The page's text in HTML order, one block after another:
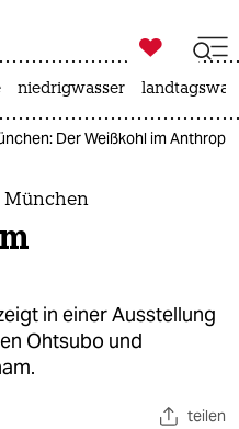

taz zahl ich
niedrigwasser
Der Weißkohl im
München
in einer Ausstellung
Ohtsubo und
teilen